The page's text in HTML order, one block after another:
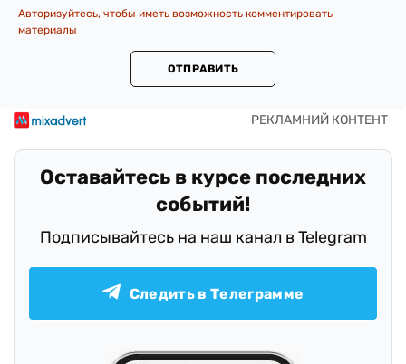
Авторизуйтесь, чтобы иметь возможность комментировать
материалы
ОТПРАВИТЬ
Оставайтесь в курсе последних
событий!
Подписывайтесь на наш канал в Telegram
Следить в Телеграмме